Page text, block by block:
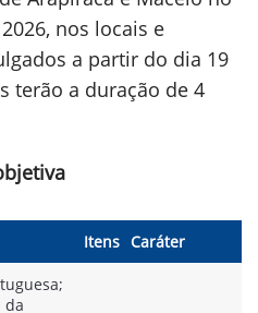
nos locais e
a partir do dia 19
terão a duração de 4
Itens Caráter
da